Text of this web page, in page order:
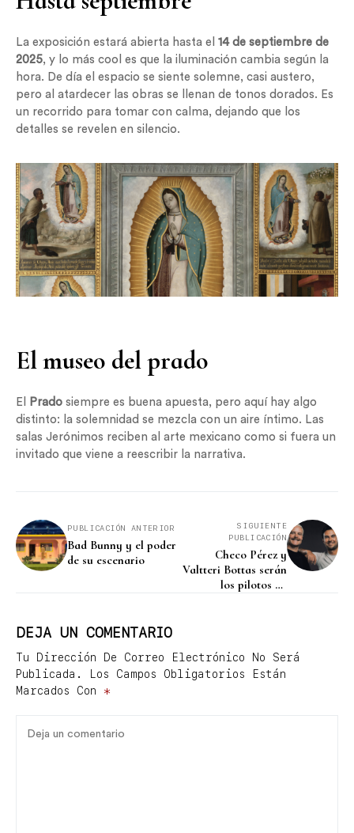
La exposición estará abierta hasta el 14 de septiembre de
2025, y lo más cool es que la iluminación cambia según la
hora. De día el espacio se siente solemne, casi austero,
pero al atardecer las obras se llenan de tonos dorados. Es
un recorrido para tomar con calma, dejando que los
detalles se revelen en silencio.
El museo del prado
El Prado siempre es buena apuesta, pero aquí hay algo
distinto: la solemnidad se mezcla con un aire íntimo. Las
salas Jerónimos reciben al arte mexicano como si fuera un
invitado que viene a reescribir la narrativa.
PUBLICACIÓN ANTERIOR
Bad Bunny y el poder
de su escenario
SIGUIENTE
PUBLICACIÓN
Checo Pérez y
Valtteri Bottas serán
los pilotos de
DEJA UN COMENTARIO
Tu Dirección De Correo Electrónico No Será
Publicada.
Los Campos Obligatorios Están
Marcados Con *